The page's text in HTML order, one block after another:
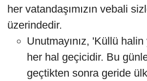
her vatandaşımızın vebali
üzerindedir.
Unutmayınız, 'Küllü
her hal geçicidir. Bu
geçtikten sonra geride